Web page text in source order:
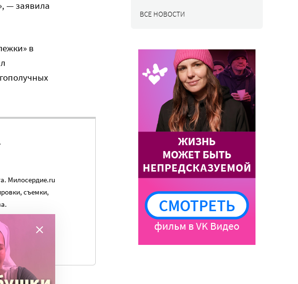
— заявила
в
Милосердие.ru
съемки,
ВСЕ НОВОСТИ